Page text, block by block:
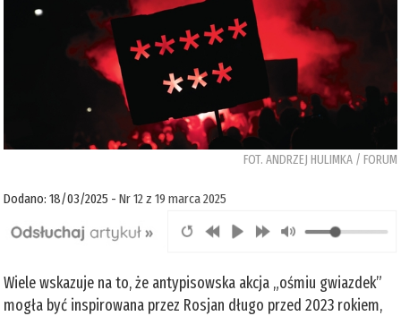
FOT. ANDRZEJ HULIMKA / FORUM
Dodano: 18/03/2025 -Nr 12 z 19 marca 2025
Wiele wskazuje na to, że antypisowska akcja „ośmiu gwiazdek”
mogła być inspirowana przez Rosjan długo przed 2023 rokiem,